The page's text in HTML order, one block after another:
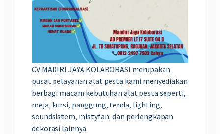
CV MADIRI JAYA KOLABORASI merupakan
pusat pelayanan alat pesta kami menyediakan
berbagi macam kebutuhan alat pesta seperti,
meja, kursi, panggung, tenda, lighting,
soundsistem, mistyfan, dan perlengkapan
dekorasi lainnya.